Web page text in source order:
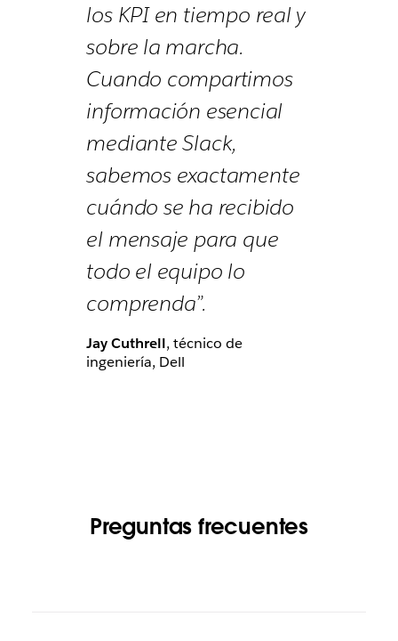
los KPI en tiempo real y
sobre la marcha.
Cuando compartimos
información esencial
mediante Slack,
sabemos exactamente
cuándo se ha recibido
el mensaje para que
todo el equipo lo
comprenda”.
Jay Cuthrell, técnico de
ingeniería, Dell
Preguntas frecuentes